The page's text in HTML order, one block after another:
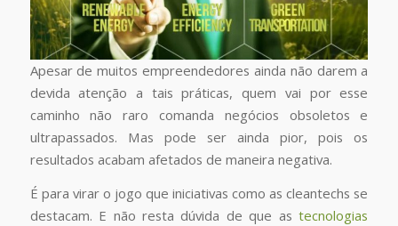
Apesar de muitos empreendedores ainda não darem a
devida atenção a tais práticas, quem vai por esse
caminho não raro comanda negócios obsoletos e
ultrapassados. Mas pode ser ainda pior, pois os
resultados acabam afetados de maneira negativa.
É para virar o jogo que iniciativas como as cleantechs se
destacam. E não resta dúvida de que astecnologias